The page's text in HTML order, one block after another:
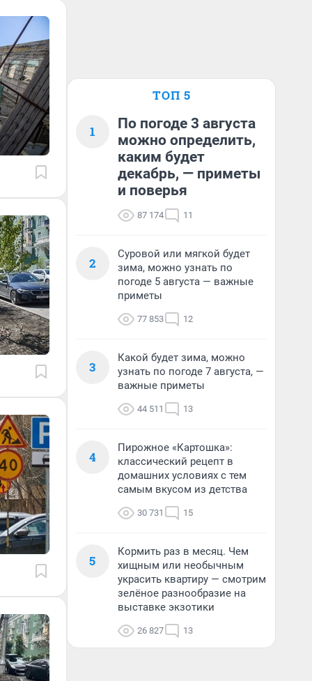
ТОП 5
1
По погоде 3 августа
можно определить,
каким будет
декабрь, — приметы
и поверья
87 174 11
2
Суровой или мягкой будет
зима, можно узнать по
погоде 5 августа — важные
приметы
77 853 12
3
Какой будет зима, можно
узнать по погоде 7 августа, —
важные приметы
44 511 13
4
Пирожное «Картошка»:
классический рецепт в
домашних условиях с тем
самым вкусом из детства
30 731 15
5
Кормить раз в месяц. Чем
хищным или необычным
украсить квартиру — смотрим
зелёное разнообразие на
выставке экзотики
26 827 13